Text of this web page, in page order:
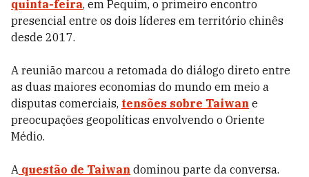
quinta-feira, em Pequim, o primeiro encontro
presencial entre os dois líderes em território chinês
desde 2017.
A reunião marcou a retomada do diálogo direto entre
as duas maiores economias do mundo em meio a
disputas comerciais, tensões sobre Taiwan e
preocupações geopolíticas envolvendo o Oriente
Médio.
A questão de Taiwan dominou parte da conversa.